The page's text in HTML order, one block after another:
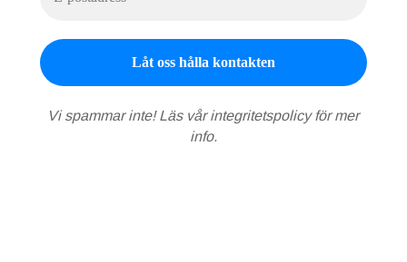
Vi spammar inte! Läs vårintegritetspolicyför mer
info.